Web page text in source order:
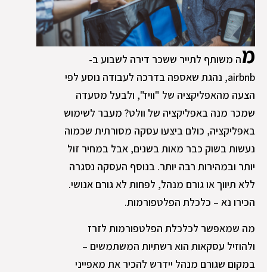
מה משותף לתייר ששכר דירה לשבוע ב-
airbnb, נהגת שאספה בדרכה לעבודה נוסע לפי
הצעה מהאפליקציה של "וויז", ולבעל מסעדה
שמכר מנה באפליקציה של וולט? מעבר לשימוש
באפליקציה, כולם ביצעו עסקה מסורתית שכמוה
נעשות בשוק כבר מאות בשנים, אבל במחיר זול
יותר ובמהירות רבה יותר. בנוסף העסקה נסגרה
ללא תיווך או גורם מנהל, לפחות לא גורם אנושי.
הכירו נא – כלכלת הפלטפורמות.
מה שמאפשר לכלכלת הפלטפורמות לזרז
ולהוזיל עסקאות הוא רשתיות המשתמשים –
במקום שגורם מנהל יידרש להכיר את מאפייני